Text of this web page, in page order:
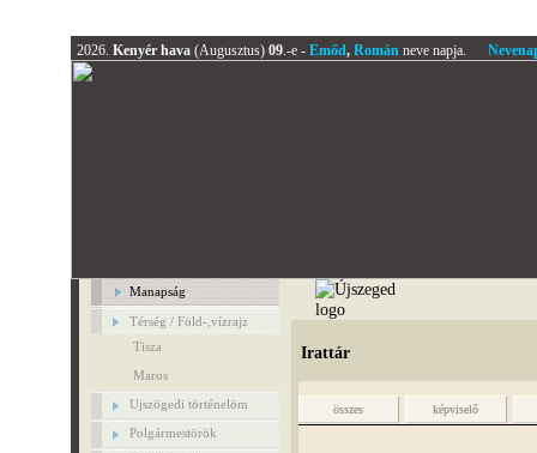
2026. Kenyér hava (Augusztus) 09.-e - Emőd, Románneve napja.
Manapság
Térség / Föld-,vízrajz
Tisza
Maros
Ujszögedi történelöm
Polgármestörök
Irattár
összes képviselő